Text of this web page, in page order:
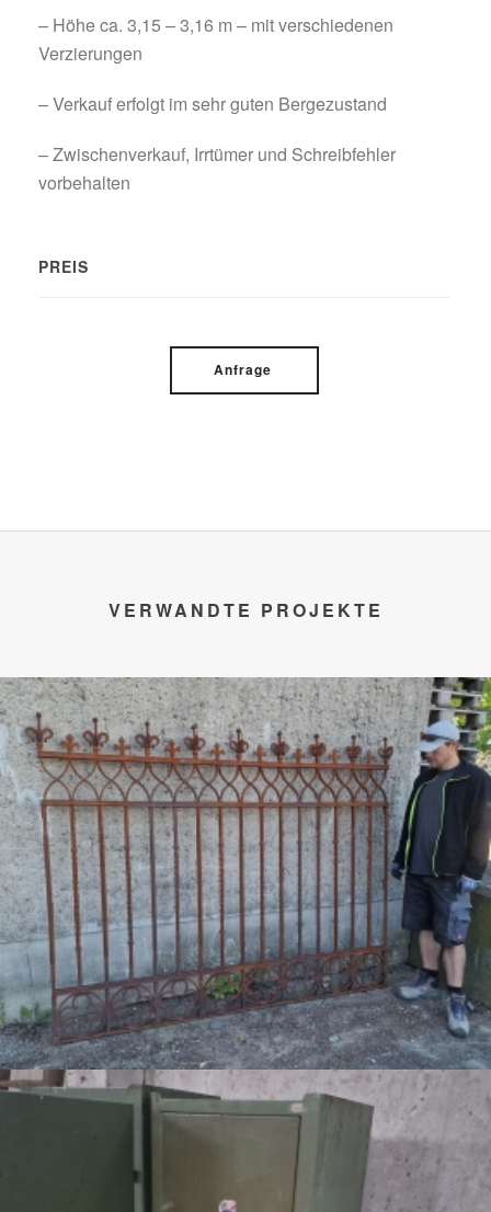
– Höhe ca. 3,15 – 3,16 m – mit verschiedenen
Verzierungen
– Verkauf erfolgt im sehr guten Bergezustand
– Zwischenverkauf, Irrtümer und Schreibfehler
vorbehalten
PREIS
Anfrage
VERWANDTE PROJEKTE